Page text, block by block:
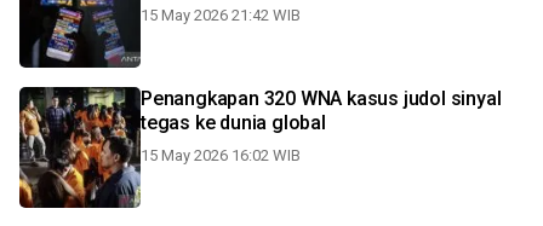
15 May 2026 21:42 WIB
Penangkapan 320 WNA kasus judol sinyal
tegas ke dunia global
15 May 2026 16:02 WIB